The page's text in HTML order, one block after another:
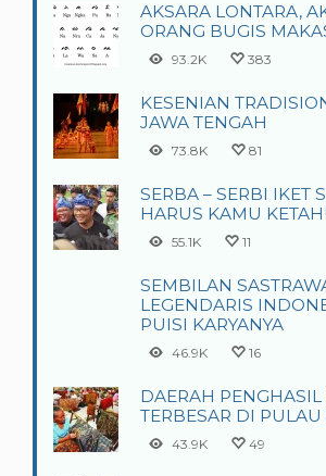
AKSARA LONTARA,
ORANG BUGIS
93.2K 383
KESENIAN
JAWA TENGAH
73.8K 81
SERBA – SERBI IKET
HARUS KAMU
55.1K 11
SEMBILAN
LEGENDARIS
PUISI KARYANYA
46.9K 16
DAERAH PENGHASIL
TERBESAR DI PULAU
43.9K 49